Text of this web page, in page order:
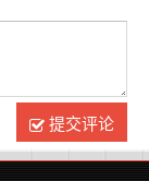
提交评论